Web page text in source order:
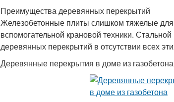
Преимущества деревянных перекрытий
Железобетонные плиты слишком тяжелые для
вспомогательной крановой техники.
деревянных перекрытий в отсутствии всех
Деревянные перекрытия в доме из